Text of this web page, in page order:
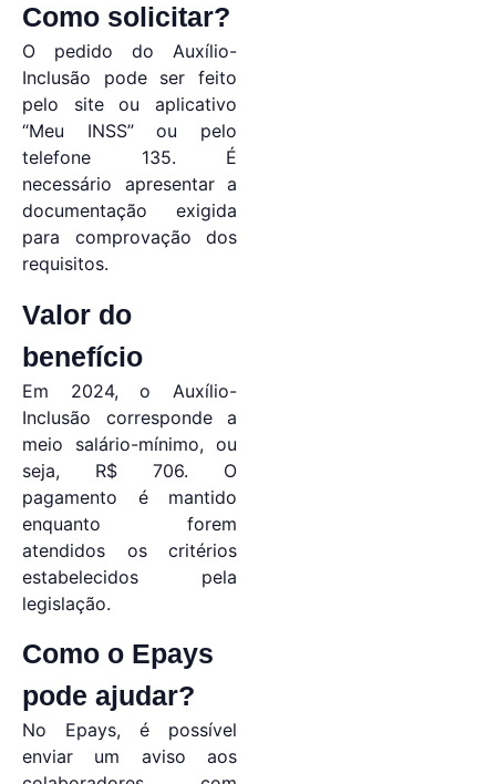
Como solicitar?
O pedido do Auxílio-
Inclusão pode ser feito
pelo site ou aplicativo
“Meu INSS” ou pelo
telefone 135. É
necessário apresentar a
documentação exigida
para comprovação dos
requisitos.
Valor do
benefício
Em 2024, o Auxílio-
Inclusão corresponde a
meio salário-mínimo, ou
seja, R$ 706. O
pagamento é mantido
enquanto forem
atendidos os critérios
estabelecidos pela
legislação.
Como o Epays
pode ajudar?
No Epays, é possível
enviar um aviso aos